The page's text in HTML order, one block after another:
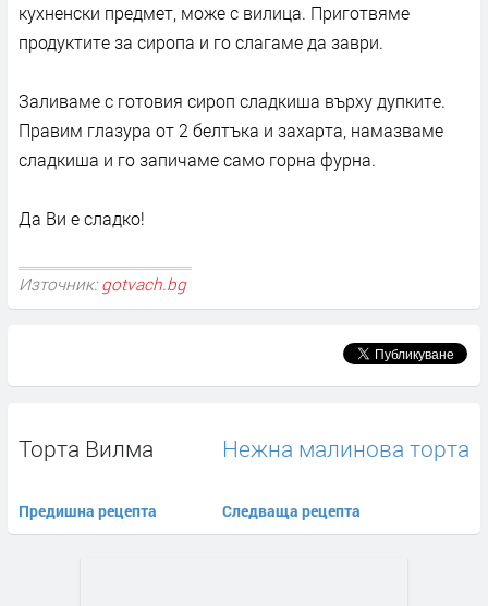
кухненски предмет, може с вилица. Приготвяме
продуктите за сиропа и го слагаме да заври.
Заливаме с готовия сироп сладкиша върху дупките.
Правим глазура от 2 белтъка и захарта, намазваме
сладкиша и го запичаме само горна фурна.
Да Ви е сладко!
Източник: gotvach.bg
Торта Вилма
Предишна рецепта
Нежна малинова торта
Следваща рецепта